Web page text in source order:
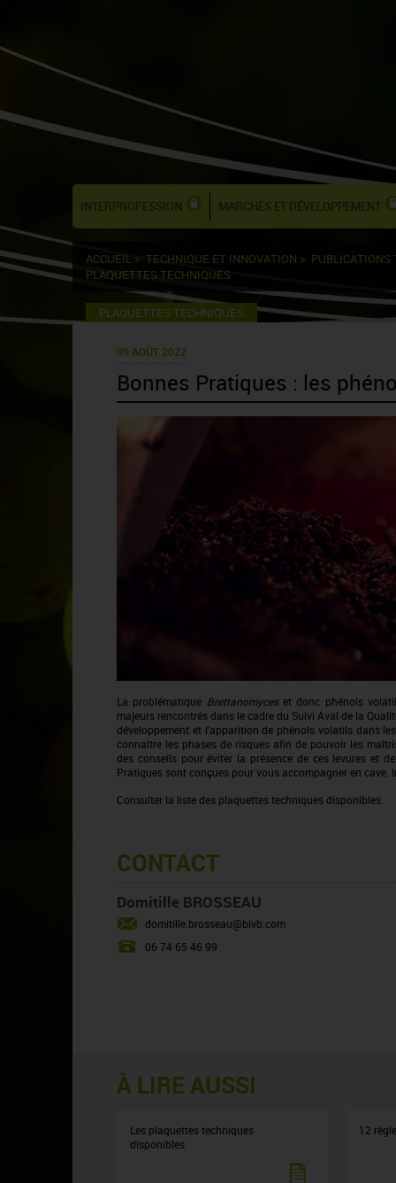
INTERPROFESSION MARCHÉS ET DÉVELOPPEMENT
ACCUEIL > TECHNIQUE ET INNOVATION > PUBLICATIONS
PLAQUETTES TECHNIQUES
PLAQUETTES TECHNIQUES
09 AOÛT 2022
Bonnes Pratiques : les
La problématique Brettanomyceset donc phénols
majeurs rencontrés dans le cadre du Suivi Aval de la
développement et l’apparition de phénols volatils dans
connaître les phases de risques afin de pouvoir les
des conseils pour éviter la présence de ces levures et
Pratiques sont conçues pour vous accompagner en
Consulter la liste des plaquettes techniques disponibles.
CONTACT
Domitille BROSSEAU
domitille.brosseau@bivb.com
06 74 65 46 99
À LIRE AUSSI
Les plaquettes techniques
disponibles
12